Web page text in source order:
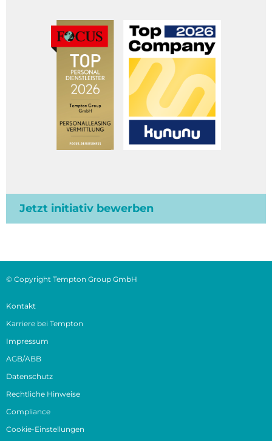
Jetzt initiativ bewerben
© Copyright Tempton Group GmbH
Kontakt
Karriere bei Tempton
Impressum
AGB/ABB
Datenschutz
Rechtliche Hinweise
Compliance
Cookie-Einstellungen